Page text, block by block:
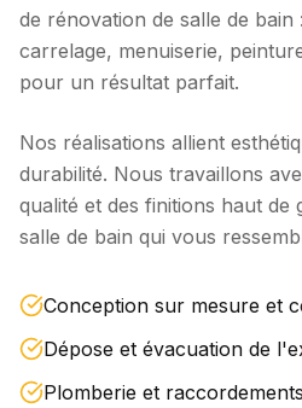
de rénovation de salle de
carrelage, menuiserie,
pour un résultat parfait.
Nos réalisations allient
durabilité. Nous travaillons
qualité et des finitions haut de
salle de bain qui vous
Conception sur mesure et
Dépose et évacuation de
Plomberie et raccordements